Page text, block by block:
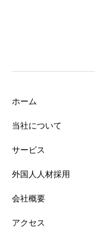
ホーム
当社について
サービス
外国人人材採用
会社概要
アクセス